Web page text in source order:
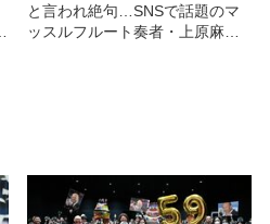
と言われ絶句…SNSで話題のマ
ッスルフルート奏者・上原麻衣